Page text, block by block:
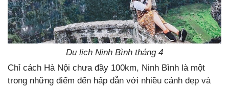
Du lịch Ninh Bình tháng 4
Chỉ cách Hà Nội chưa đầy 100km, Ninh Bình là một
trong những điểm đến hấp dẫn với nhiều cảnh đẹp và